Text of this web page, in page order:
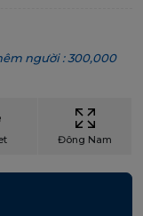
người : 300,000
Đông Nam